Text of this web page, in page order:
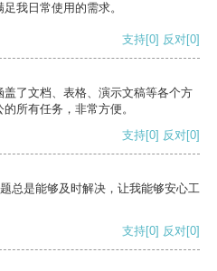
我日常使用的需求。
支持[0] 反对[0]
了文档、表格、演示文稿等各个方
所有任务，非常方便。
支持[0] 反对[0]
总是能够及时解决，让我能够安心工
支持[0] 反对[0]